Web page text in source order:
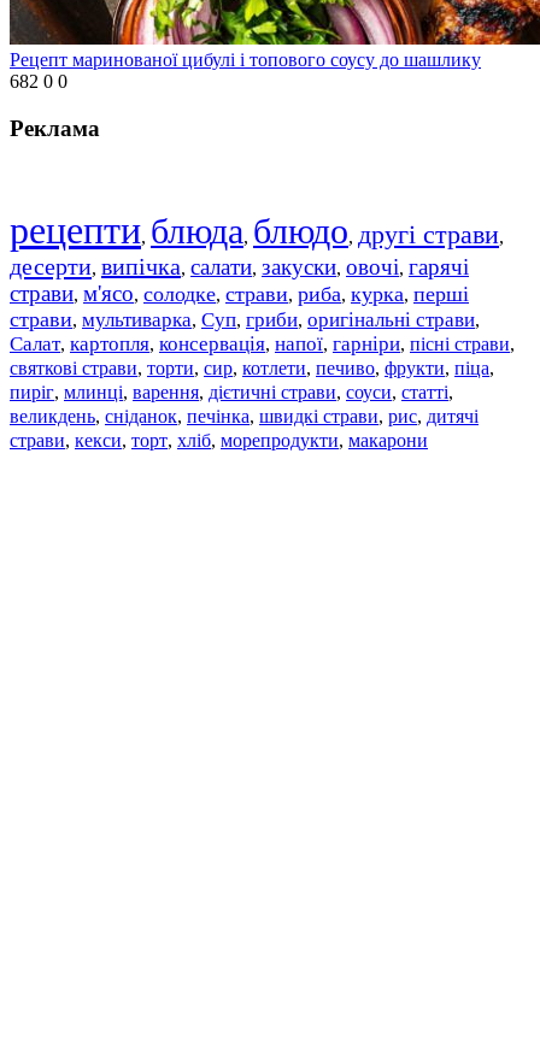
Рецепт маринованої цибулі і топового соусу до шашлику
682 0 0
Реклама
рецепти, блюда, блюдо, другі страви,
десерти, випічка, салати, закуски, овочі, гарячі
страви, м'ясо, солодке, страви, риба, курка, перші
страви, мультиварка, Суп, гриби, оригінальні страви,
Салат, картопля, консервація, напої, гарніри, пісні страви,
святкові страви, торти, сир, котлети, печиво, фрукти, піца,
пиріг, млинці, варення, дієтичні страви, соуси, статті,
великдень, сніданок, печінка, швидкі страви, рис, дитячі
страви, кекси, торт, хліб, морепродукти, макарони